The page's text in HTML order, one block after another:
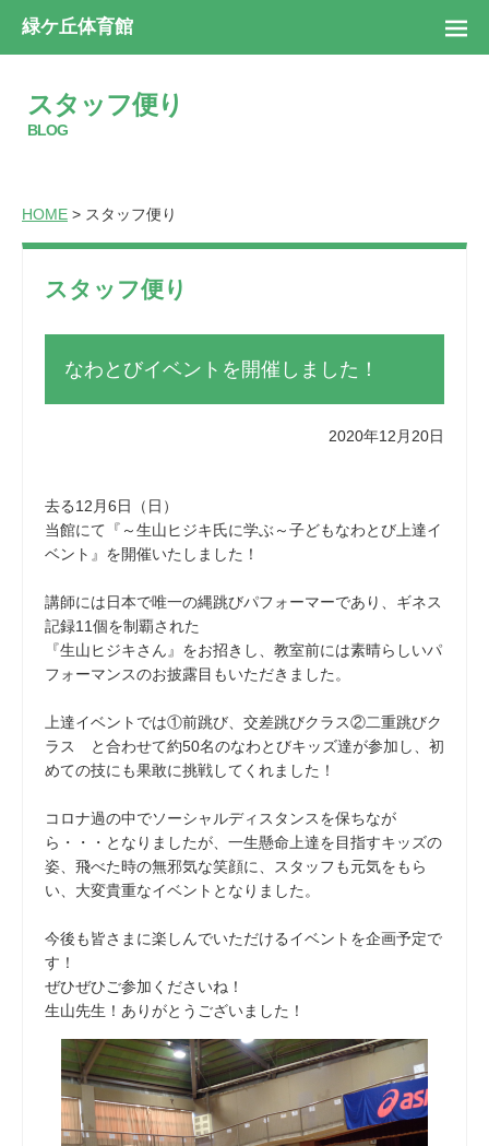
緑ケ丘体育館
スタッフ便り
BLOG
HOME > スタッフ便り
スタッフ便り
なわとびイベントを開催しました！
2020年12月20日
去る12月6日（日）
当館にて『～生山ヒジキ氏に学ぶ～子どもなわとび上達イ
ベント』を開催いたしました！
講師には日本で唯一の縄跳びパフォーマーであり、ギネス
記録11個を制覇された
『生山ヒジキさん』をお招きし、教室前には素晴らしいパ
フォーマンスのお披露目もいただきました。
上達イベントでは①前跳び、交差跳びクラス②二重跳びク
ラス と合わせて約50名のなわとびキッズ達が参加し、初
めての技にも果敢に挑戦してくれました！
コロナ過の中でソーシャルディスタンスを保ちなが
ら・・・となりましたが、一生懸命上達を目指すキッズの
姿、飛べた時の無邪気な笑顔に、スタッフも元気をもら
い、大変貴重なイベントとなりました。
今後も皆さまに楽しんでいただけるイベントを企画予定で
す！
ぜひぜひご参加くださいね！
生山先生！ありがとうございました！